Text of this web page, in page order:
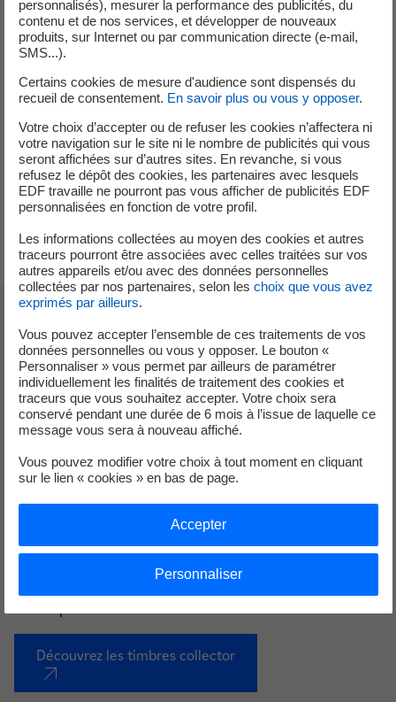
Crédits photos : La Poste et Paris 2024
Où le trouver ?
Pour se procurer ce timbre d’exception, rien de plus
simple : il est disponible sur le site de La Poste et dans les
1 000 bureaux qui distribuent déjà les produits dérivés des
Jeux olympiques de Paris 2024. La planche de 4 timbres
est vendue au prix de 10 euros. Les passionnés pourront
compléter leur collection avec les autres timbres officiels
de Paris 2024 déjà commercialisés par La Poste. Célébrant
la mascotte Phryge, les médailles olympiques et arborant
les emblèmes de Paris, ils ont déjà séduit de nombreux
Découvrez les timbres collector
nouvel onglet
personnalisés), mesurer la performance des publicités, du
contenu et de nos services, et développer de nouveaux
produits, sur Internet ou par communication directe (e-mail,
SMS...).
Certains cookies de mesure d'audience sont dispensés du
recueil de consentement. En savoir plus ou vous y opposer.
Votre choix d’accepter ou de refuser les cookies n’affectera ni
votre navigation sur le site ni le nombre de publicités qui vous
seront affichées sur d’autres sites. En revanche, si vous
refusez le dépôt des cookies, les partenaires avec lesquels
EDF travaille ne pourront pas vous afficher de publicités EDF
personnalisées en fonction de votre profil.
Les informations collectées au moyen des cookies et autres
traceurs pourront être associées avec celles traitées sur vos
autres appareils et/ou avec des données personnelles
collectées par nos partenaires, selon les choix que vous avez
exprimés par ailleurs.
Vous pouvez accepter l’ensemble de ces traitements de vos
données personnelles ou vous y opposer. Le bouton «
Personnaliser » vous permet par ailleurs de paramétrer
individuellement les finalités de traitement des cookies et
traceurs que vous souhaitez accepter. Votre choix sera
conservé pendant une durée de 6 mois à l’issue de laquelle ce
message vous sera à nouveau affiché.
Vous pouvez modifier votre choix à tout moment en cliquant
sur le lien « cookies » en bas de page.
Personnaliser
Accepter